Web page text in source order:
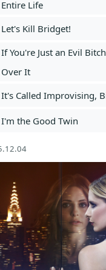
Entire Life
Let's Kill Bridget!
If You're Just an Evil
Over It
It's Called Improvising,
I'm the Good Twin